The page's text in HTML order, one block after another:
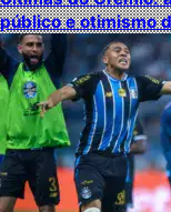
público e otimismo